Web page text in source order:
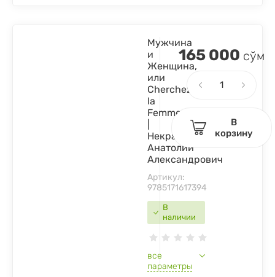
В
наличии
Мужчина
и
Женщина,
или
Cherchez
la
Femme
Некрасов
Анатолий
Александрович
Артикул:
9785171617394
все
параметры
165 000 сўм
В
корзину